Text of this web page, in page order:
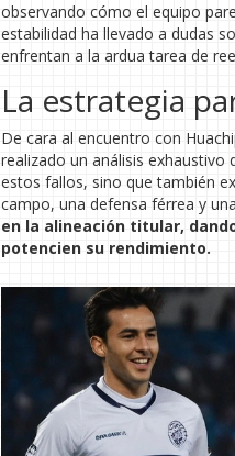
observando cómo el equipo
estabilidad ha llevado a dudas
enfrentan a la ardua tarea de
La estrategia
De cara al encuentro con
realizado un análisis
estos fallos, sino que también
campo, una defensa férrea y
en la alineación titular,
potencien su rendimiento.